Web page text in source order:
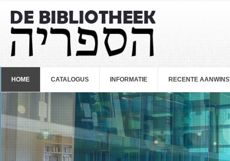
HOME CATALOGUS INFORMATIE RECENTE